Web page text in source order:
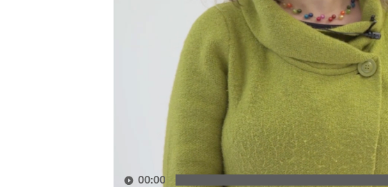
00:00